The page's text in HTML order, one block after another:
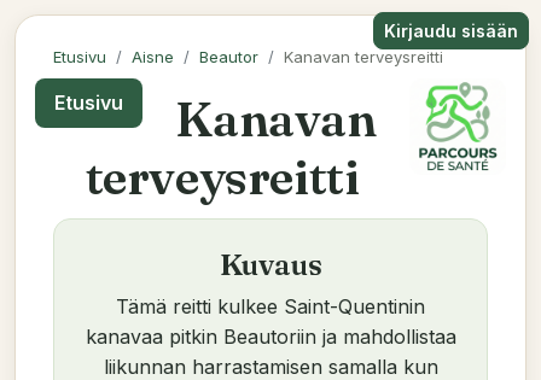
Kirjaudu sisään
Etusivu Aisne Beautor Kanavan terveysreitti
Etusivu
Kanavan
terveysreitti
Kuvaus
Tämä reitti kulkee Saint-Quentinin
kanavaa pitkin Beautoriin ja mahdollistaa
liikunnan harrastamisen samalla kun